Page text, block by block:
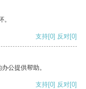
支持[0] 反对[0]
公提供帮助。
支持[0] 反对[0]